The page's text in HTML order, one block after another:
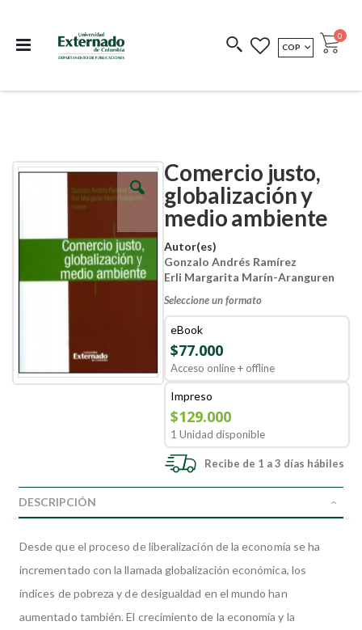
COEDICIONES REDIMIR CÓDIGO
MONEDA
COP Cart
0
Comercio justo,
globalización y
medio ambiente
Autor(es)
Gonzalo Andrés Ramírez
Erli Margarita Marín-Aranguren
Seleccione un formato
eBook
$77.000
Acceso online + offline
Impreso
$129.000
1 Unidad disponible
Recibe de 1 a 3 días hábiles
Skip
the
Skip
the
DESCRIPCIÓN
Desde que el proceso de liberalización de la economía se ha
incrementado con la llamada globalización económica, los
índices de pobreza y de desigualdad en el mundo han
aumentado también. El crecimiento de la economía y la